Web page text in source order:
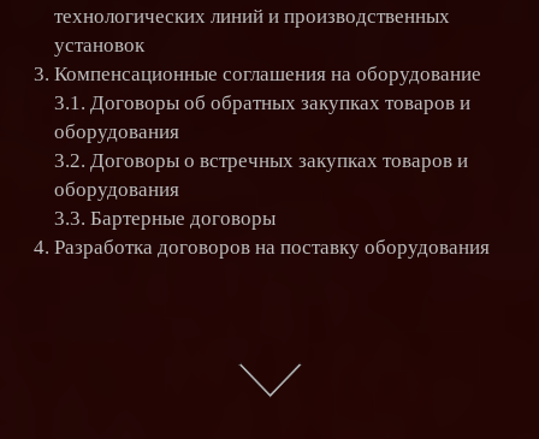
технологических линий и производственных
установок
Компенсационные соглашения на оборудование
3.1. Договоры об обратных закупках товаров и
оборудования
3.2. Договоры о встречных закупках товаров и
оборудования
3.3. Бартерные договоры
Разработка договоров на поставку оборудования